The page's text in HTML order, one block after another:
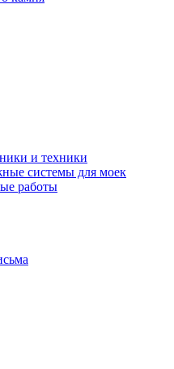
и техники
системы для моек
работы